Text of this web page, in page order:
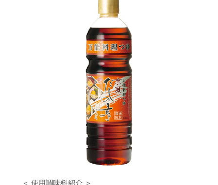
＜ 使用調味料紹介 ＞